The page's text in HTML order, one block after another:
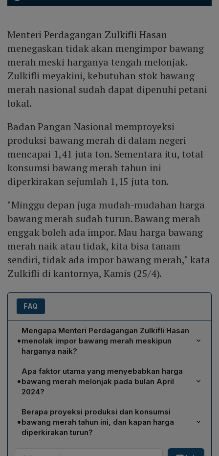
Menteri Perdagangan Zulkifli Hasan
menegaskan tidak akan mengimpor bawang
merah meski harganya tengah melonjak.
Zulkifli meyakini, kebutuhan stok bawang
merah nasional sudah dapat dipenuhi petani
lokal.
Badan Pangan Nasional memproyeksi
produksi bawang merah di dalam negeri
mencapai 1,41 juta ton. Sementara itu, total
konsumsi bawang merah tahun ini
diperkirakan sejumlah 1,15 juta ton.
"Minggu depan juga mudah-mudahan harga
bawang merah sudah turun. Bawang merah
enggak boleh ada impor. Mau harga bawang
merah naik atau tidak, kita bisa tanam
sendiri, tidak ada impor bawang merah," kata
Zulkifli di kantornya, Kamis (25/4).
FAQ
•
Mengapa Menteri Perdagangan Zulkifli Hasan
menolak impor bawang merah meskipun
harganya naik?
Zulkifli menegaskan bahwa kebutuhan stok bawang
merah nasional sudah dapat dipenuhi oleh petani lokal,
sehingga impor tidak diperlukan. Ia menekankan bahwa
mengimpor, karena kebijakan ini bertujuan melindungi
produksi dalam negeri dan mengendalikan inflasi
pangan pasca Lebaran.
•
Apa faktor utama yang menyebabkan harga
bawang merah melonjak pada bulan April
2024?
Kenaikan harga dipicu oleh hujan ekstrem di Jawa
Tengah yang menenggelamkan 2.500 hektare lahan
bawang merah, mengurangi pasokan ke Pasar Induk
Kramat Jati sebesar 38,78 % (60 ton). Selain itu,
keterbatasan tenaga kerja untuk memanen dan banjir di
•
Berapa proyeksi produksi dan konsumsi
bawang merah tahun ini, dan kapan harga
diperkirakan turun?
Badan Pangan Nasional memproyeksikan produksi